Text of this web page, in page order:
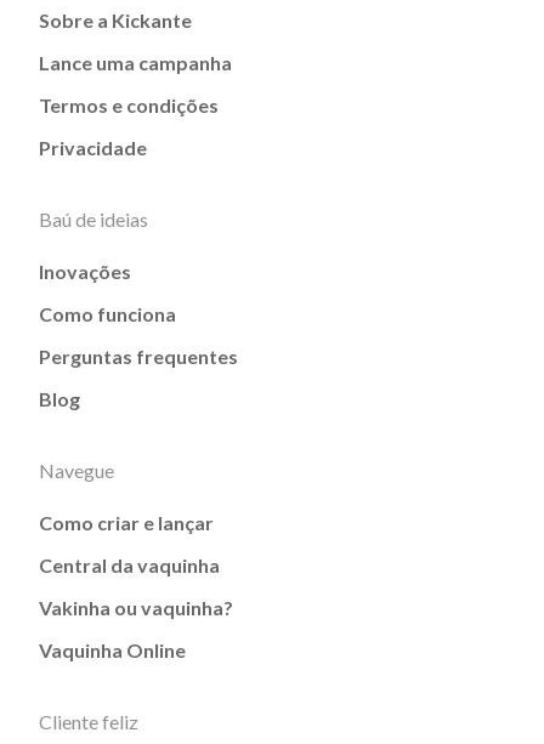
Sobre a Kickante
Lance uma campanha
Termos e condições
Privacidade
Baú de ideias
Inovações
Como funciona
Perguntas frequentes
Blog
Navegue
Como criar e lançar
Central da vaquinha
Vakinha ou vaquinha?
Vaquinha Online
Cliente feliz